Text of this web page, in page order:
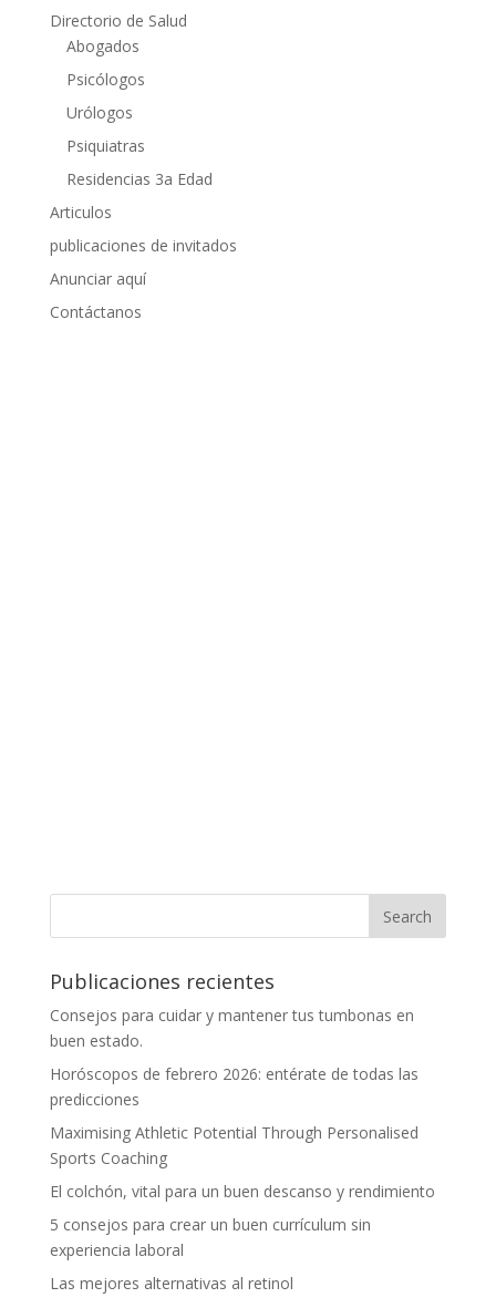
Directorio de Salud
Abogados
Psicólogos
Urólogos
Psiquiatras
Residencias 3a Edad
Articulos
publicaciones de invitados
Anunciar aquí
Contáctanos
Publicaciones recientes
Consejos para cuidar y mantener tus tumbonas en
buen estado.
Horóscopos de febrero 2026: entérate de todas las
predicciones
Maximising Athletic Potential Through Personalised
Sports Coaching
El colchón, vital para un buen descanso y rendimiento
5 consejos para crear un buen currículum sin
experiencia laboral
Las mejores alternativas al retinol